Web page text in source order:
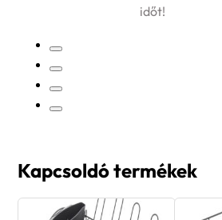
időt!
Kapcsoldó termékek